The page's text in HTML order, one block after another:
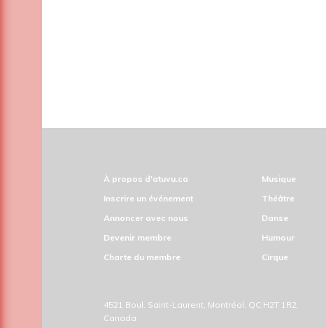
À propos d'atuvu.ca
Inscrire un événement
Annoncer avec nous
Devenir membre
Charte du membre
Musique
Théâtre
Danse
Humour
Cirque
4521 Boul. Saint-Laurent, Montréal, QC H2T 1R2,
Canada